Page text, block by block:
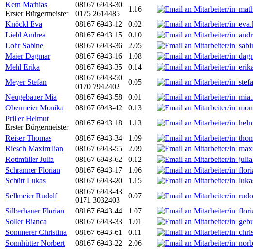
Kern Mathias
Erster Bürgermeister
08167 6943-30
0175 2614485
1.16
Knöckl Eva
08167 6943-12 0.02
Liebl Andrea
08167 6943-15 0.10
Lohr Sabine
08167 6943-36 2.05
Maier Dagmar
08167 6943-16 1.08
Mehl Erika
08167 6943-35 0.14
Meyer Stefan
08167 6943-50
0170 7942402
0.05
Neugebauer Mia
08167 6943-58 0.01
Obermeier Monika
08167 6943-42 0.13
Priller Helmut
Erster Bürgermeister
08167 6943-18 1.13
Reiser Thomas
08167 6943-34 1.09
Riesch Maximilian
08167 6943-55 2.09
Rottmüller Julia
08167 6943-62 0.12
Schranner Florian
08167 6943-17 1.06
Schütt Lukas
08167 6943-20 1.15
Sellmeier Rudolf
08167 6943-43
0171 3032403
0.07
Silberbauer Florian
08167 6943-44 1.07
Soller Bianca
08167 6943-33 1.01
Sommerer Christina
08167 6943-61 0.11
Sonnhütter Norbert
08167 6943-22 2.06